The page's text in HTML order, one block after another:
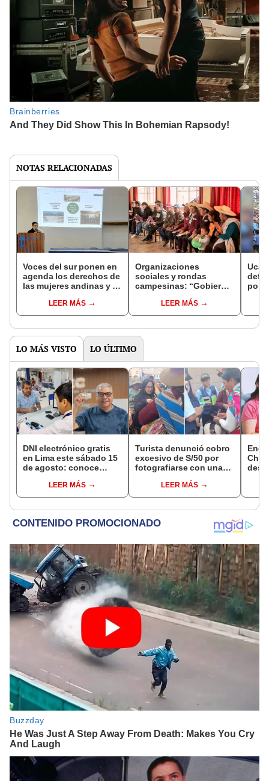
NOTAS RELACIONADAS
Voces del sur ponen en
agenda los derechos de
las mujeres andinas y la
LEER MÁS
Organizaciones
sociales y rondas
campesinas: “Gobierno
representan”
LEER MÁS
por
LO MÁS VISTO LO ÚLTIMO
DNI electrónico gratis
en Lima este sábado 15
de agosto: conoce
acceder y qué
requisitos deben
LEER MÁS
Turista denunció cobro
excesivo de S/50 por
fotografiarse con una
serenazgo recuperó el
dinero
LEER MÁS